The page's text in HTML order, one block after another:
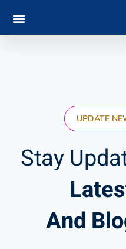
UPDATE
Stay
And